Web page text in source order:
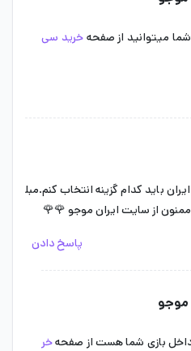
تاثیر دارد؟
گرند فورس بازی کالاف دیوتی است.
در محتوای قابل دسترس،
میتوانید از صفحهخرید سی
باید کدام گزینه انتخاب کنم.مبل
از سایت ایران موجو 🌹🌹
پاسخ دادن
موجو
داخل بازی شما هست از صفحهخر